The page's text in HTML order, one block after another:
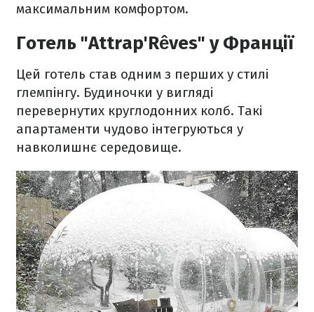
максимальним комфортом.
Готель "Attrap'Rêves" у Франції
Цей готель став одним з перших у стилі
глемпінгу. Будиночки у вигляді
перевернутих круглодонних колб. Такі
апартаменти чудово інтегруються у
навколишнє середовище.